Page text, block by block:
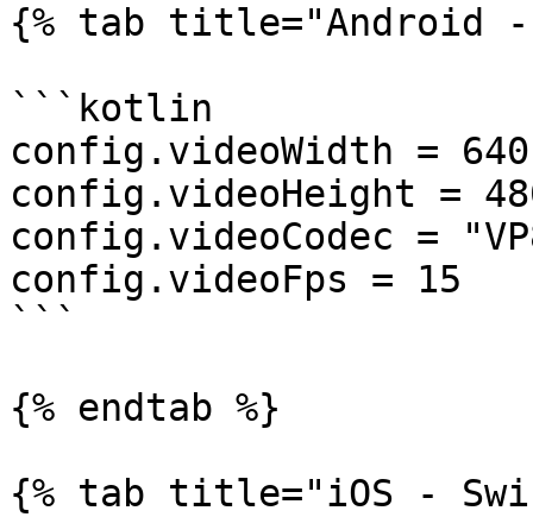
{% tab title="Android
```kotlin
config.videoWidth = 640
config.videoHeight =
config.videoCodec =
config.videoFps = 15
```
{% endtab %}
{% tab title="iOS -